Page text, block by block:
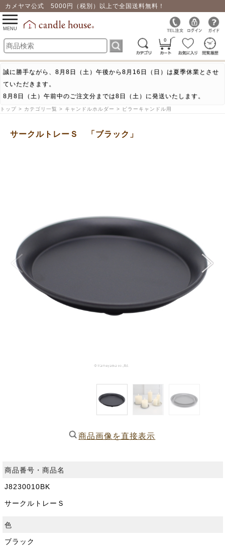
カメヤマ公式 5000円（税別）以上で全国送料無料！
0
toggle
navigation
MENU
誠に勝手ながら、8月8日（土）午後から8月16日（日）は夏季休業とさせ
ていただきます。
8月8日（土）午前中のご注文分までは8日（土）に発送いたします。
トップ > カテゴリ一覧 > キャンドルホルダー > ピラーキャンドル用
サークルトレーＳ 「ブラック」
商品画像を直接表示
商品番号・商品名
J8230010BK
サークルトレーＳ
色
ブラック